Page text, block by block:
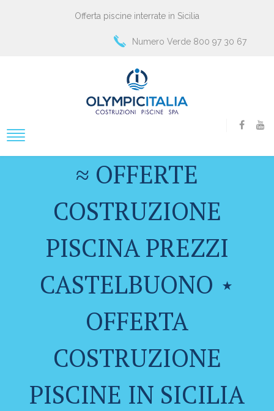
Offerta piscine interrate in Sicilia
Numero Verde 800 97 30 67
≈ OFFERTE
COSTRUZIONE
PISCINA PREZZI
CASTELBUONO ⋆
OFFERTA
COSTRUZIONE
PISCINE IN SICILIA